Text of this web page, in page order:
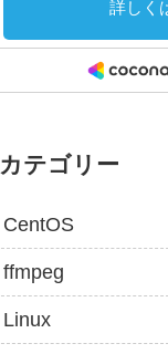
カテゴリー
CentOS
ffmpeg
Linux